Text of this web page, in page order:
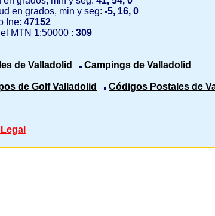
en grados, min y seg: -5, 16, 0
Ine: 47152
MTN 1:50000 : 309
de Valladolid Campings de Valladolid
de Golf Valladolid Códigos Postales de